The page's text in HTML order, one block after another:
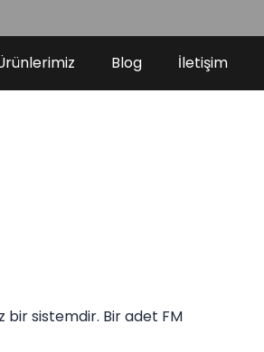
Blog İletişim
bir sistemdir. Bir adet FM